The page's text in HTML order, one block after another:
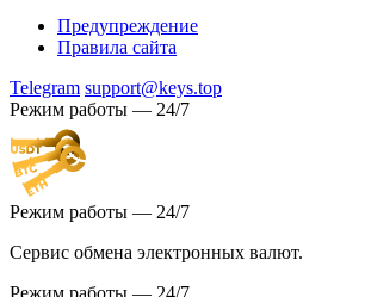
Предупреждение
Правила сайта
Telegram support@keys.top
Режим работы — 24/7
Режим работы — 24/7
Сервис обмена электронных валют.
Режим работы — 24/7